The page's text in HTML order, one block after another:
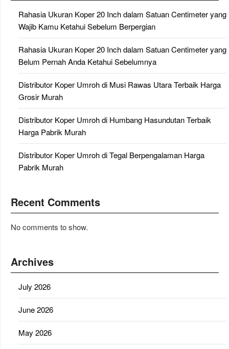
Rahasia Ukuran Koper 20 Inch dalam Satuan Centimeter yang
Wajib Kamu Ketahui Sebelum Berpergian
Rahasia Ukuran Koper 20 Inch dalam Satuan Centimeter yang
Belum Pernah Anda Ketahui Sebelumnya
Distributor Koper Umroh di Musi Rawas Utara Terbaik Harga
Grosir Murah
Distributor Koper Umroh di Humbang Hasundutan Terbaik
Harga Pabrik Murah
Distributor Koper Umroh di Tegal Berpengalaman Harga
Pabrik Murah
Recent Comments
No comments to show.
Archives
July 2026
June 2026
May 2026